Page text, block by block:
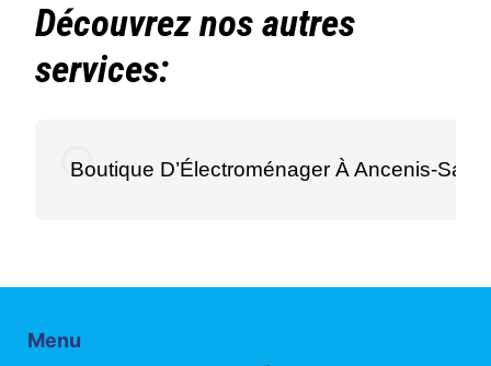
Découvrez nos autres
services:
Boutique D’Électroménager À Ancenis-
Menu